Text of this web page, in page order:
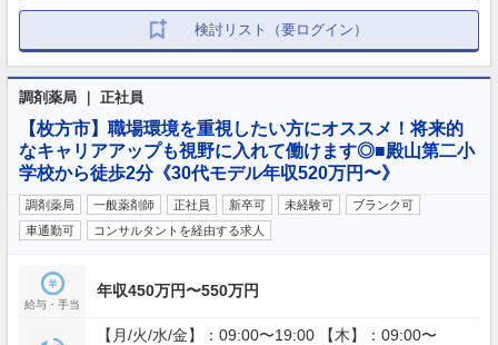
検討リスト（要ログイン）
調剤薬局 ｜ 正社員
【枚方市】職場環境を重視したい方にオススメ！将来的
なキャリアアップも視野に入れて働けます◎■殿山第二小
学校から徒歩2分《30代モデル年収520万円〜》
調剤薬局 一般薬剤師 正社員 新卒可 未経験可
ブランク可
車通勤可
コンサルタントを経由する求人
給与・手当
年収450万円〜550万円
【月/火/水/金】：09:00〜19:00 【木】：09:00〜